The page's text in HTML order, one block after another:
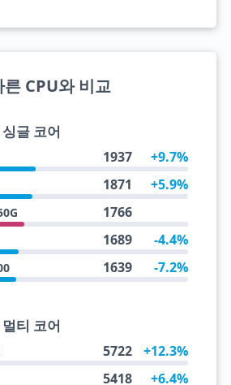
른 CPU와 비교
글 코어
1937 +9.7%
1871 +5.9%
1766
1689 -4.4%
1639 -7.2%
티 코어
5722 +12.3%
5418 +6.4%